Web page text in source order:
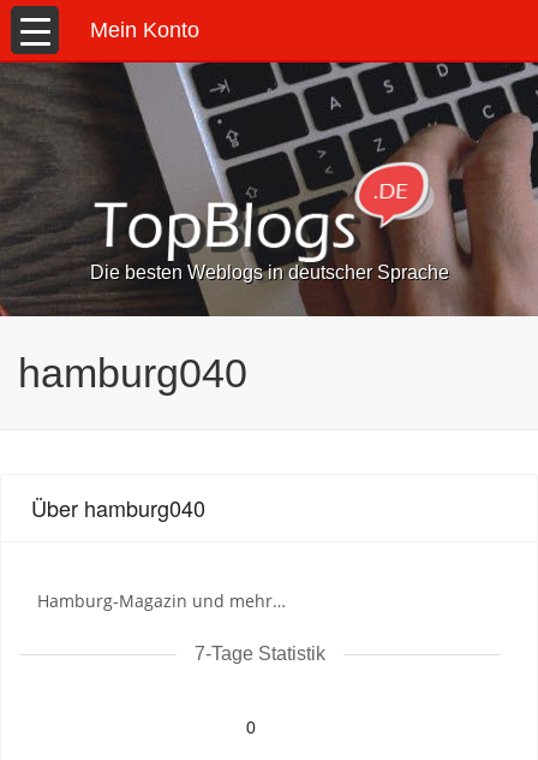
Mein Konto
Die besten Weblogs in deutscher Sprache
hamburg040
Über hamburg040
Hamburg-Magazin und mehr…
7-Tage Statistik
0